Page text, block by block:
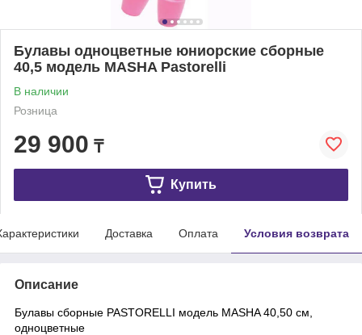
Булавы одноцветные юниорские сборные
40,5 модель MASHA Pastorelli
В наличии
Розница
29 900 ₸
Купить
Доставка Оплата Условия возврата
Описание
Булавы сборные PASTORELLI модель MASHA 40,50 см,
одноцветные